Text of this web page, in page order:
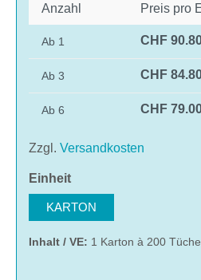
Anzahl Preis pro
Ab 1 CHF
Ab 3 CHF
Ab 6 CHF
Zzgl. Versandkosten
Einheitauswählen
KARTON
Inhalt / VE: 1 Karton à 200